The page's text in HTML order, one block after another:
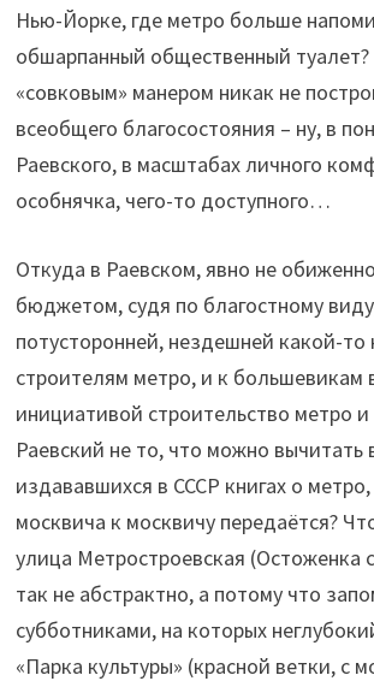
Нью-Йорке, где метро больше
обшарпанный общественный
«совковым» манером никак не
всеобщего благосостояния – ну, в
Раевского, в масштабах личного
особнячка, чего-то доступного…
Откуда в Раевском, явно не
бюджетом, судя по благостному
потусторонней, нездешней какой-то
строителям метро, и к большевикам
инициативой строительство метро
Раевский не то, что можно вычитать
издававшихся в СССР книгах о
москвича к москвичу передаётся?
улица Метростроевская (Остоженка
так не абстрактно, а потому что
субботниками, на которых
«Парка культуры» (красной ветки, с